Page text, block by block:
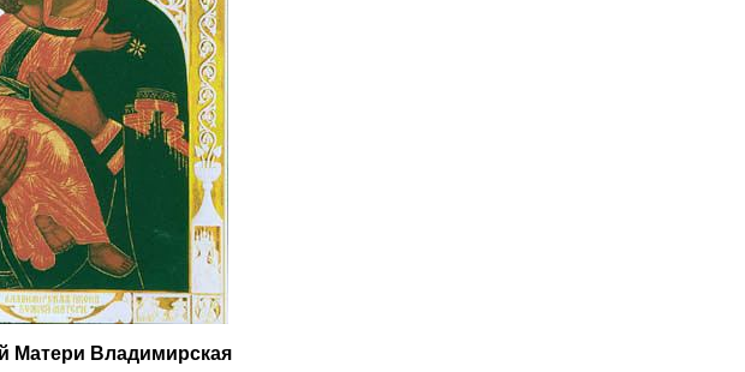
Матери Владимирская